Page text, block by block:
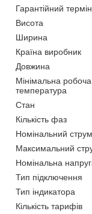
Гарантійний термін
Висота
Ширина
Країна виробник
Довжина
Мінімальна робоча
температура
Стан
Кількість фаз
Номінальний струм
Максимальний
Номінальна
Тип підключення
Тип індикатора
Кількість тарифів